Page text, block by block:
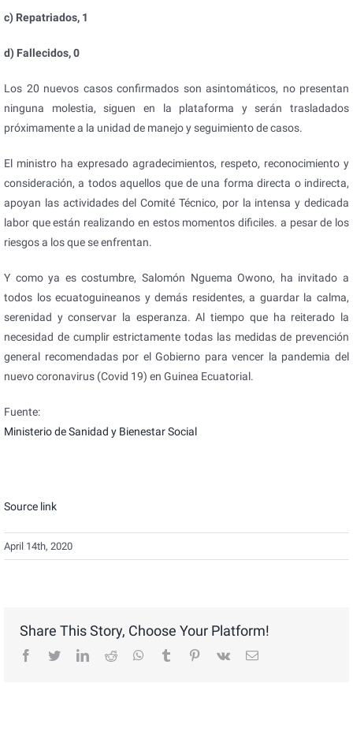
c) Repatriados, 1
d) Fallecidos, 0
Los 20 nuevos casos confirmados son asintomáticos, no presentan
ninguna molestia, siguen en la plataforma y serán trasladados
próximamente a la unidad de manejo y seguimiento de casos.
El ministro ha expresado agradecimientos, respeto, reconocimiento y
consideración, a todos aquellos que de una forma directa o indirecta,
apoyan las actividades del Comité Técnico, por la intensa y dedicada
labor que están realizando en estos momentos dificiles. a pesar de los
riesgos a los que se enfrentan.
Y como ya es costumbre, Salomón Nguema Owono, ha invitado a
todos los ecuatoguineanos y demás residentes, a guardar la calma,
serenidad y conservar la esperanza. Al tiempo que ha reiterado la
necesidad de cumplir estrictamente todas las medidas de prevención
general recomendadas por el Gobierno para vencer la pandemia del
nuevo coronavirus (Covid 19) en Guinea Ecuatorial.
Fuente:
Ministerio de Sanidad y Bienestar Social
Source link
April 14th, 2020
Share This Story, Choose Your Platform!
facebook
twitterlinkedinreddit whatsapptumblr pinterest
vk Email